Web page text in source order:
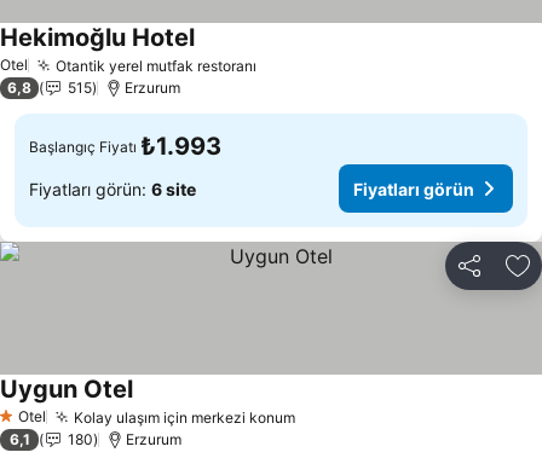
Otel Otantik yerel mutfak restoranı
Hekimoğlu Hotel
6,8 515 Erzurum
Başlangıç Fiyatı ₺1.993
Fiyatları görün: 6 site Fiyatları görün
Paylaş
1 Yıldız
Otel Kolay ulaşım için merkezi konum
Uygun Otel
6,1 180 Erzurum